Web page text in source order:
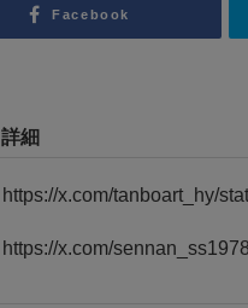
Facebook
詳細
https://x.com/tanboart_hy/
https://x.com/